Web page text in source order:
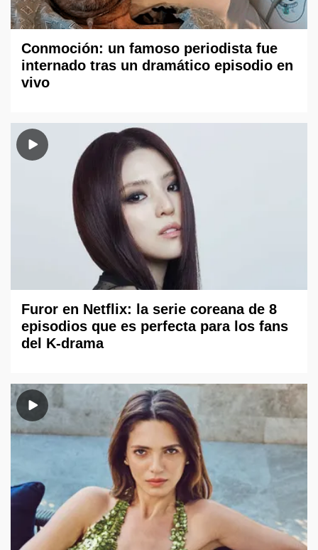
Conmoción: un famoso periodista fue
internado tras un dramático episodio en
vivo
Furor en Netflix: la serie coreana de 8
episodios que es perfecta para los fans
del K-drama